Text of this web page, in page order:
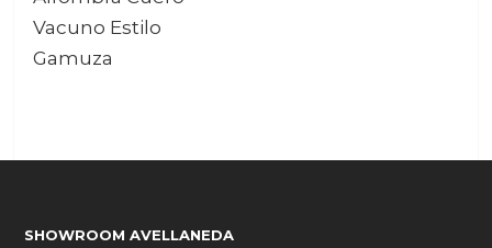
Vacuno Estilo
Gamuza
SHOWROOM AVELLANEDA